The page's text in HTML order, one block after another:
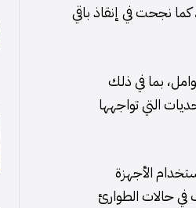
نجحت في إنقاذ باقي
بما في ذلك
التي تواجهها
الأجهزة
حالات الطوارئ